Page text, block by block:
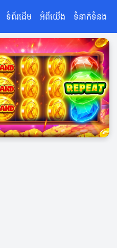
ទំព័រដើម អំពីយើង ទំនាក់ទំនង